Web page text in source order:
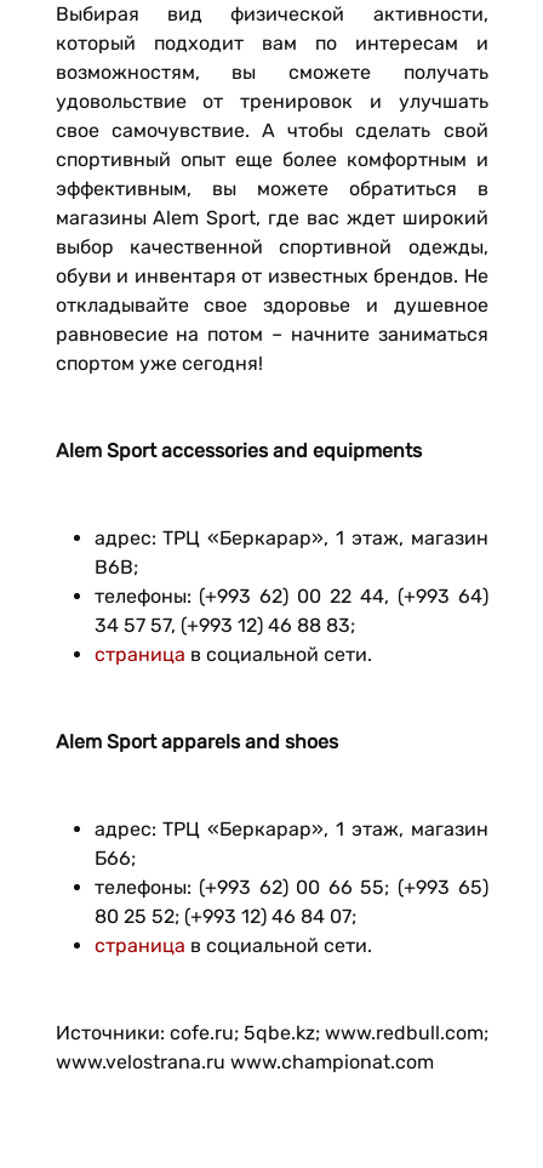
Выбирая вид физической активности,
который подходит вам по интересам и
возможностям, вы сможете получать
удовольствие от тренировок и улучшать
свое самочувствие. А чтобы сделать свой
спортивный опыт еще более комфортным и
эффективным, вы можете обратиться в
магазины Alem Sport, где вас ждет широкий
выбор качественной спортивной одежды,
обуви и инвентаря от известных брендов. Не
откладывайте свое здоровье и душевное
равновесие на потом – начните заниматься
спортом уже сегодня!
Alem Sport accessories and equipments
адрес: ТРЦ «Беркарар», 1 этаж, магазин
B6B;
телефоны: (+993 62) 00 22 44, (+993 64)
34 57 57, (+993 12) 46 88 83;
страница в социальной сети.
Alem Sport apparels and shoes
адрес: ТРЦ «Беркарар», 1 этаж, магазин
Б66;
телефоны: (+993 62) 00 66 55; (+993 65)
80 25 52; (+993 12) 46 84 07;
страница в социальной сети.
Источники: cofe.ru; 5qbe.kz; www.redbull.com;
www.velostrana.ru www.championat.com